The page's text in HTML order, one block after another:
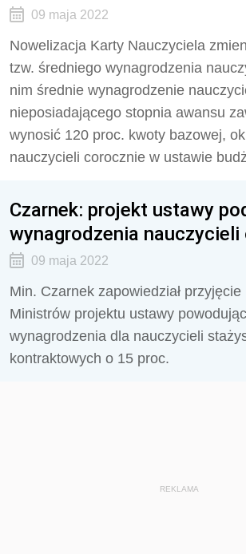
09 maja 2022
Nowelizacja Karty Nauczyciela
tzw. średniego wynagrodzenia
nim średnie wynagrodzenie
nieposiadającego stopnia awansu
wynosić 120 proc. kwoty bazowej,
nauczycieli corocznie w ustawie
Czarnek: projekt ustawy
wynagrodzenia nauczycieli
09 maja 2022
Min. Czarnek zapowiedział
Ministrów projektu ustawy
wynagrodzenia dla nauczycieli
kontraktowych o 15 proc.
REKLAMA